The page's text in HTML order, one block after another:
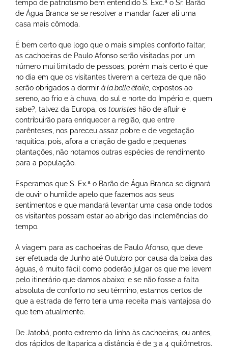
tempo de patriotismo bem entendido S. Exc.ª o Sr. Barão
de Água Branca se se resolver a mandar fazer ali uma
casa mais cômoda.
É bem certo que logo que o mais simples conforto faltar,
as cachoeiras de Paulo Afonso serão visitadas por um
número mui limitado de pessoas, porém mais certo é que
no dia em que os visitantes tiverem a certeza de que não
serão obrigados a dormir à la belle étoile , expostos ao
sereno, ao frio e à chuva, do sul e norte do Império e, quem
sabe?, talvez da Europa, os touristes hão de afluir e
contribuirão para enriquecer a região, que entre
parênteses, nos pareceu assaz pobre e de vegetação
raquítica, pois, afora a criação de gado e pequenas
plantações, não notamos outras espécies de rendimento
para a população.
Esperamos que S. Ex.ª o Barão de Água Branca se dignará
de ouvir o humilde apelo que fazemos aos seus
sentimentos e que mandará levantar uma casa onde todos
os visitantes possam estar ao abrigo das inclemências do
tempo.
A viagem para as cachoeiras de Paulo Afonso, que deve
ser efetuada de Junho até Outubro por causa da baixa das
águas, é muito fácil como poderão julgar os que me levem
pelo itinerário que damos abaixo; e se não fosse a falta
absoluta de conforto no seu término, estamos certos de
que a estrada de ferro teria uma receita mais vantajosa do
que tem atualmente.
De Jatobá, ponto extremo da linha às cachoeiras, ou antes,
dos rápidos de Itaparica a distância é de 3 a 4 quilômetros.